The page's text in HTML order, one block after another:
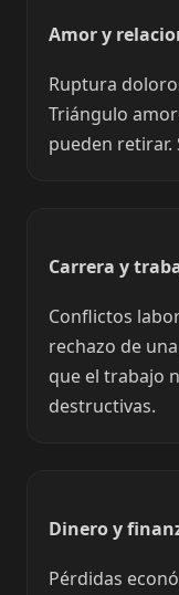
Amor y
Ruptura
Triángulo
pueden retirar.
Carrera y
Conflictos
rechazo de
que el trabajo
destructivas.
Dinero y
Pérdidas